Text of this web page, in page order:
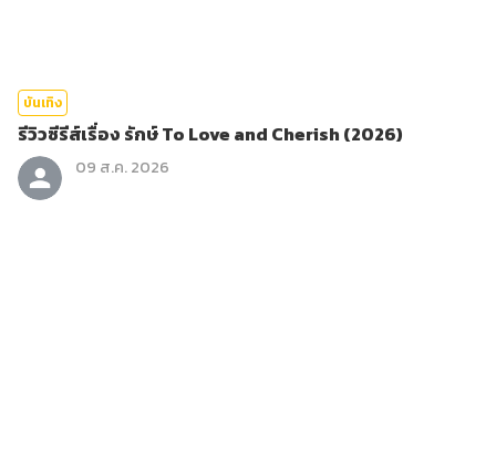
บันเทิง
รีวิวซีรีส์เรื่อง รักษ์ To Love and Cherish (2026)
09 ส.ค. 2026